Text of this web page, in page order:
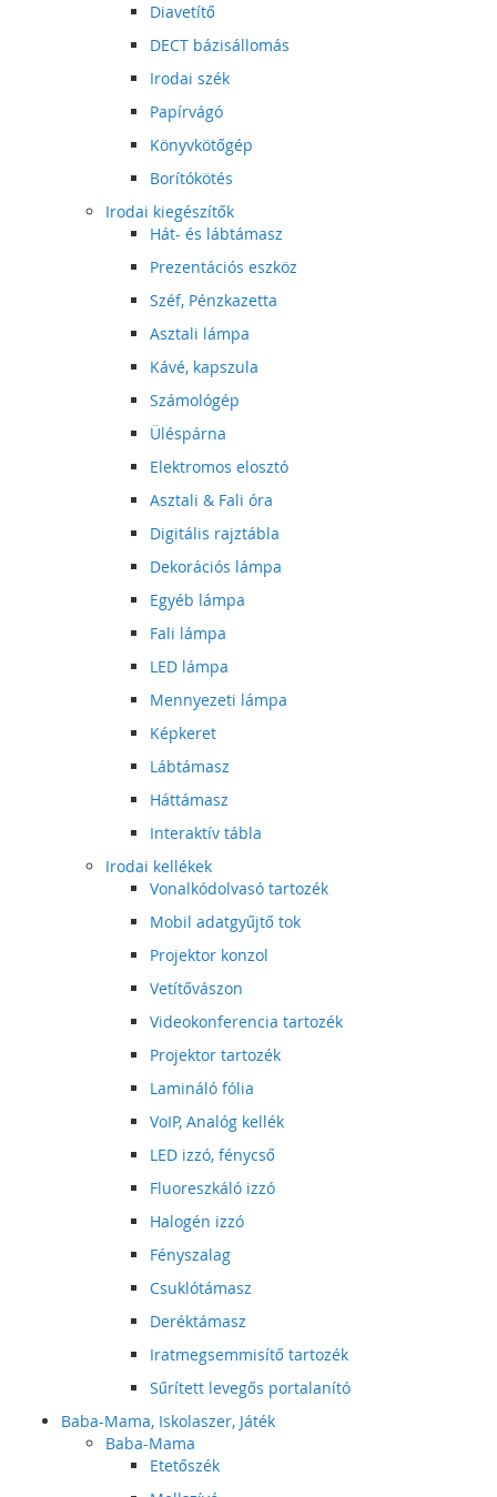
Diavetítő
DECT bázisállomás
Irodai szék
Papírvágó
Könyvkötőgép
Borítókötés
Irodai kiegészítők
Hát- és lábtámasz
Prezentációs eszköz
Széf, Pénzkazetta
Asztali lámpa
Kávé, kapszula
Számológép
Üléspárna
Elektromos elosztó
Asztali & Fali óra
Digitális rajztábla
Dekorációs lámpa
Egyéb lámpa
Fali lámpa
LED lámpa
Mennyezeti lámpa
Képkeret
Lábtámasz
Háttámasz
Interaktív tábla
Irodai kellékek
Vonalkódolvasó tartozék
Mobil adatgyűjtő tok
Projektor konzol
Vetítővászon
Videokonferencia tartozék
Projektor tartozék
Lamináló fólia
VoIP, Analóg kellék
LED izzó, fénycső
Fluoreszkáló izzó
Halogén izzó
Fényszalag
Csuklótámasz
Deréktámasz
Iratmegsemmisítő tartozék
Sűrített levegős portalanító
Baba-Mama, Iskolaszer, Játék
Baba-Mama
Etetőszék